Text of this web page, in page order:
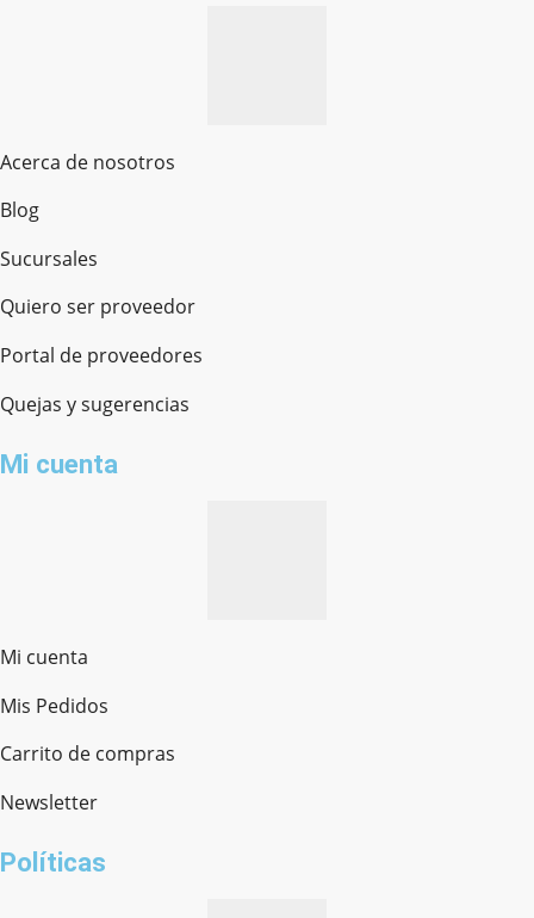
Acerca de nosotros
Blog
Sucursales
Quiero ser proveedor
Portal de proveedores
Quejas y sugerencias
Mi cuenta
Mi cuenta
Mis Pedidos
Carrito de compras
Newsletter
Políticas